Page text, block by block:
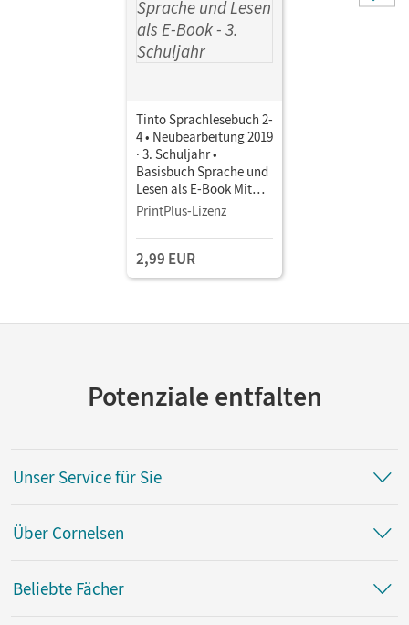
Tinto Sprachlesebuch 2-
4 • Neubearbeitung 2019
· 3. Schuljahr •
Basisbuch Sprache und
Lesen als E-Book Mit
Medien
PrintPlus-Lizenz
2,99 EUR
Potenziale entfalten
Unser Service für Sie
Über Cornelsen
Beliebte Fächer